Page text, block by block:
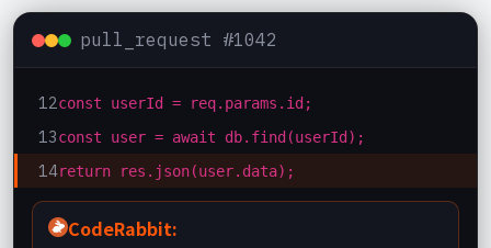
pull_request #1042
12const userId = req.params.id;
13const user = await db.find(userId);
14return res.json(user.data);
CodeRabbit: